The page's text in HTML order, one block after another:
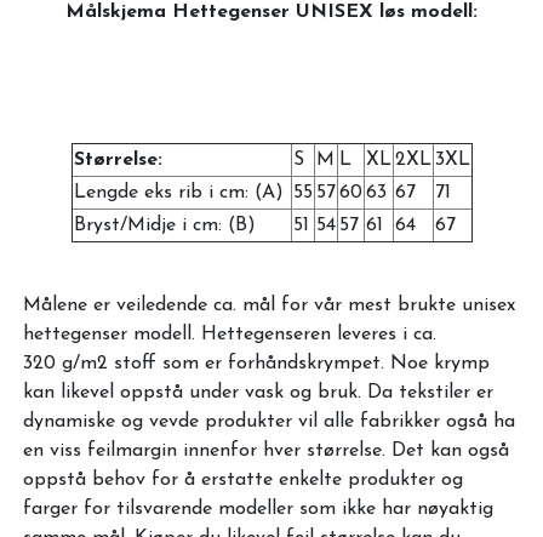
Målskjema Hettegenser UNISEX løs modell:
Størrelse: S M L XL 2XL 3XL
Lengde eks rib i cm: (A)
55 57 60 63 67
71
Bryst/Midje i cm: (B)
51 54 57 61 64 67
Målene er veiledende ca. mål for vår mest brukte unisex
hettegenser modell. Hettegenseren leveres i ca.
320 g/m2 stoff som er forhåndskrympet. Noe krymp
kan likevel oppstå under vask og bruk. Da tekstiler er
dynamiske og vevde produkter vil alle fabrikker også ha
en viss feilmargin innenfor hver størrelse. Det kan også
oppstå behov for å erstatte enkelte produkter og
farger for tilsvarende modeller som ikke har nøyaktig